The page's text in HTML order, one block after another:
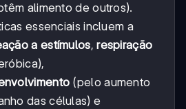
alimento de outros).
essenciais incluem a
a estímulos,respiração
(pelo aumento
das células) e